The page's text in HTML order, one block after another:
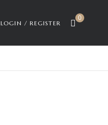
LOGIN / REGISTER
0